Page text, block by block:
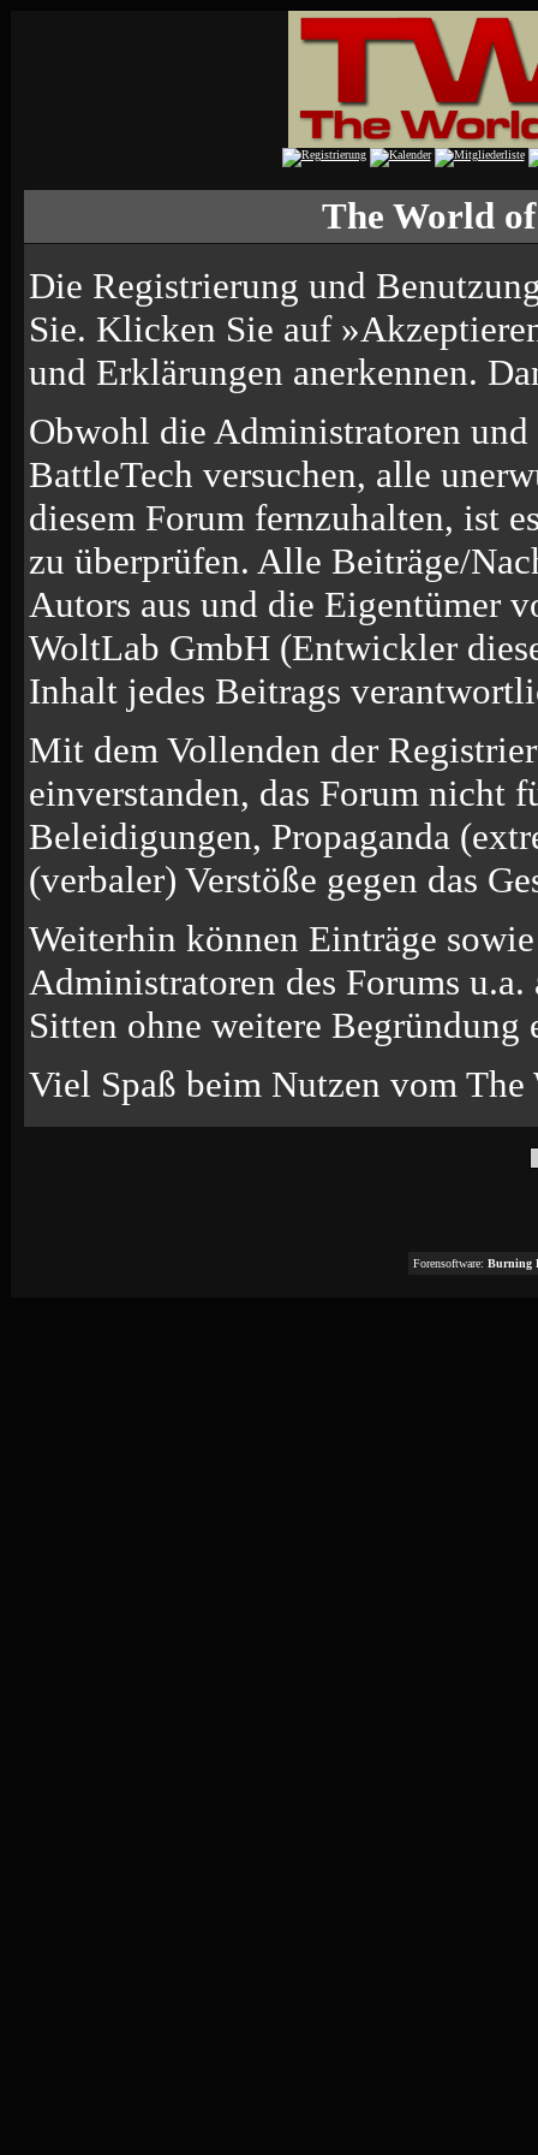
The World
Die Registrierung und
Sie. Klicken Sie auf
und Erklärungen anerkennen.
Obwohl die Administratoren
BattleTech versuchen, alle
diesem Forum fernzuhalten, ist
zu überprüfen. Alle Beiträge/
Autors aus und die Eigentümer
WoltLab GmbH (Entwickler
Inhalt jedes Beitrags
Mit dem Vollenden der
einverstanden, das Forum nicht
Beleidigungen, Propaganda
(verbaler) Verstöße gegen das
Weiterhin können Einträge
Administratoren des Forums u.a.
Sitten ohne weitere
Viel Spaß beim Nutzen vom
Forensoftware: Burning